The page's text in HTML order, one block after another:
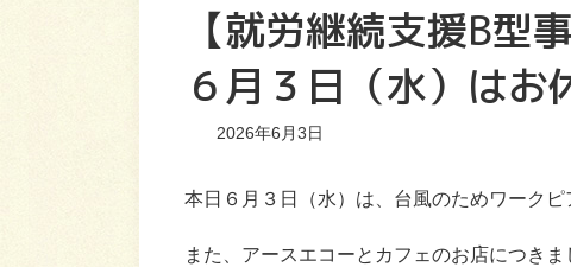
【就労継続支援B型
６月３日（水）はお
2026年6月3日
本日６月３日（水）は、台風のためワークピ
また、アースエコーとカフェのお店につき